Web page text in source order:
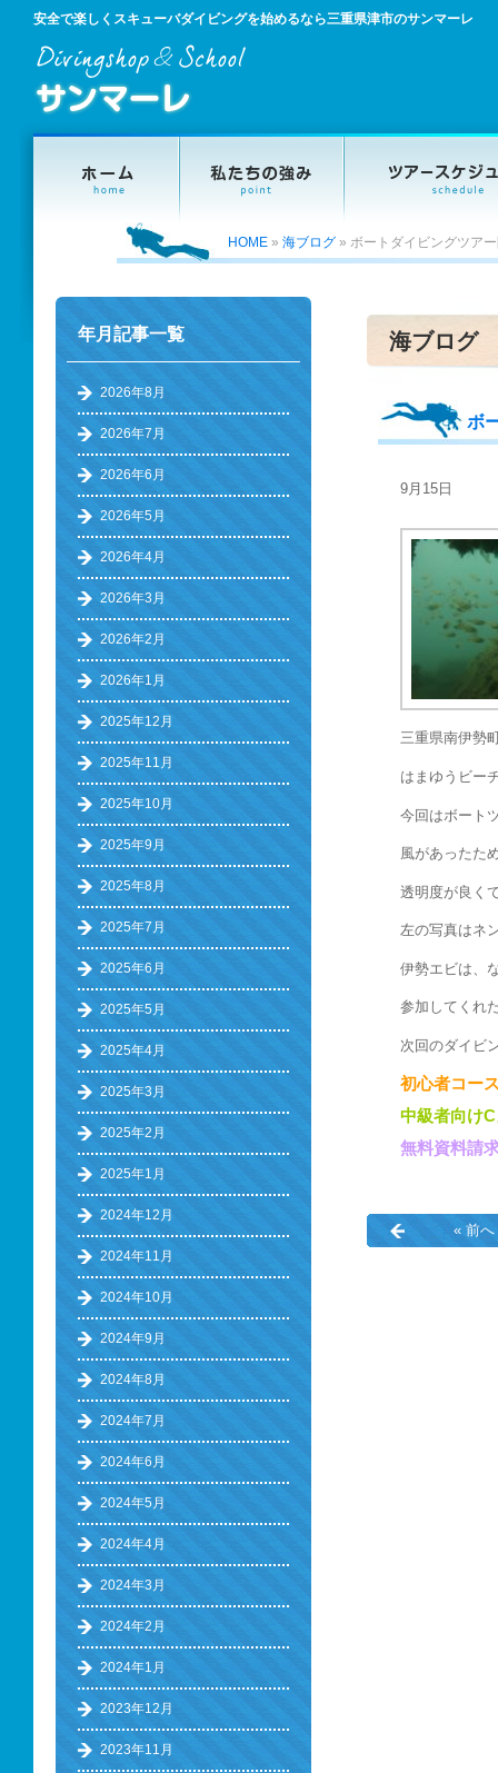
安全で楽しくスキューバダイビングを始めるなら三重県津市のサンマーレ
HOME » 海ブログ » ボートダイビングツア
海ブログ
ボ
9月15日
三重県南伊勢
はまゆうビー
今回はボート
風があったた
透明度が良く
左の写真はネ
伊勢エビは、
参加してくれ
次回のダイビ
初心者コー
中級者向け
無料資料請
« 前へ
年月記事一覧
2026年8月
2026年7月
2026年6月
2026年5月
2026年4月
2026年3月
2026年2月
2026年1月
2025年12月
2025年11月
2025年10月
2025年9月
2025年8月
2025年7月
2025年6月
2025年5月
2025年4月
2025年3月
2025年2月
2025年1月
2024年12月
2024年11月
2024年10月
2024年9月
2024年8月
2024年7月
2024年6月
2024年5月
2024年4月
2024年3月
2024年2月
2024年1月
2023年12月
2023年11月